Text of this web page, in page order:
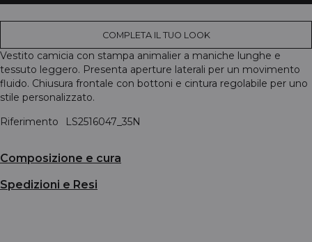
COMPLETA IL TUO LOOK
Vestito camicia con stampa animalier a maniche lunghe e
tessuto leggero. Presenta aperture laterali per un movimento
fluido. Chiusura frontale con bottoni e cintura regolabile per uno
stile personalizzato.
Riferimento
LS2516047_35N
Composizione e cura
Spedizioni e Resi